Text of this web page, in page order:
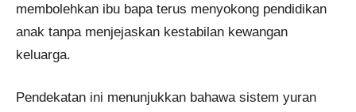
membolehkan ibu bapa terus menyokong pendidikan
anak tanpa menjejaskan kestabilan kewangan
keluarga.
Pendekatan ini menunjukkan bahawa sistem yuran